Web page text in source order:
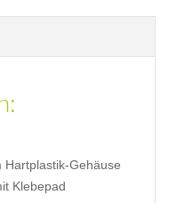
Gehäuse
Klebepad